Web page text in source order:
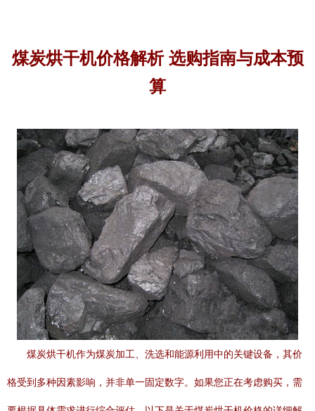
煤炭烘干机价格解析 选购指南与成本预
算
煤炭烘干机作为煤炭加工、洗选和能源利用中的关键设备，其价
格受到多种因素影响，并非单一固定数字。如果您正在考虑购买，需